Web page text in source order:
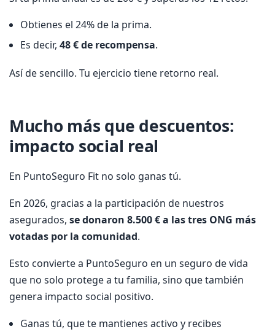
Obtienes el 24% de la prima.
Es decir,48 € de recompensa.
Así de sencillo. Tu ejercicio tiene retorno real.
Mucho más que descuentos:
impacto social real
En PuntoSeguro Fit no solo ganas tú.
En 2026, gracias a la participación de nuestros
asegurados, se donaron 8.500 € a las tres ONG más
votadas por la comunidad.
Esto convierte a PuntoSeguro en un seguro de vida
que no solo protege a tu familia, sino que también
genera impacto social positivo.
Ganas tú, que te mantienes activo y recibes